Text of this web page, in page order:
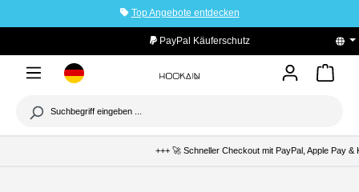
Top Angebote entdecken
PayPal Käuferschutz
+++ 🚀 Schneller Checkout mit PayPal, Apple Pay &